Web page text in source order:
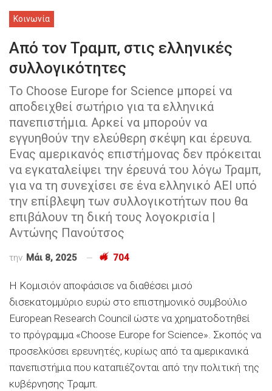
Κοινωνία
Από τον Τραμπ, στις ελληνικές
συλλογικότητες
Το Choose Europe for Science μπορεί να
αποδειχθεί σωτήριο για τα ελληνικά
πανεπιστήμια. Αρκεί να μπορούν να
εγγυηθούν την ελεύθερη σκέψη και έρευνα.
Ενας αμερικανός επιστήμονας δεν πρόκειται
να εγκαταλείψει την έρευνά του λόγω Τραμπ,
για να τη συνεχίσει σε ένα ελληνικό ΑΕΙ υπό
την επίβλεψη των συλλογικοτήτων που θα
επιβάλουν τη δική τους λογοκρισία |
Αντώνης Πανούτσος
την Μάι 8, 2025 704
Η Κομισιόν αποφάσισε να διαθέσει μισό
δισεκατομμύριο ευρώ στο επιστημονικό συμβούλιο
European Research Council ώστε να χρηματοδοτηθεί
το πρόγραμμα «Choose Europe for Science». Σκοπός να
προσελκύσει ερευνητές, κυρίως από τα αμερικανικά
πανεπιστήμια που καταπιέζονται από την πολιτική της
κυβέρνησης Τραμπ.